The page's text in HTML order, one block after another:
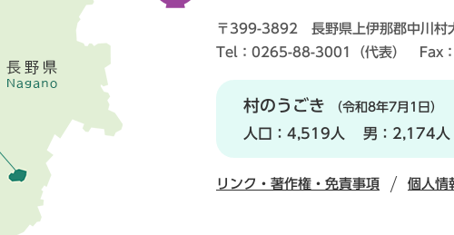
〒399-3892 長野県上伊那郡中川村
Tel：0265-88-3001（代表） Fax
村のうごき （令和8年7月1日）
人口： 4,519人 男： 2,174人
リンク・著作権・免責事項 個人情